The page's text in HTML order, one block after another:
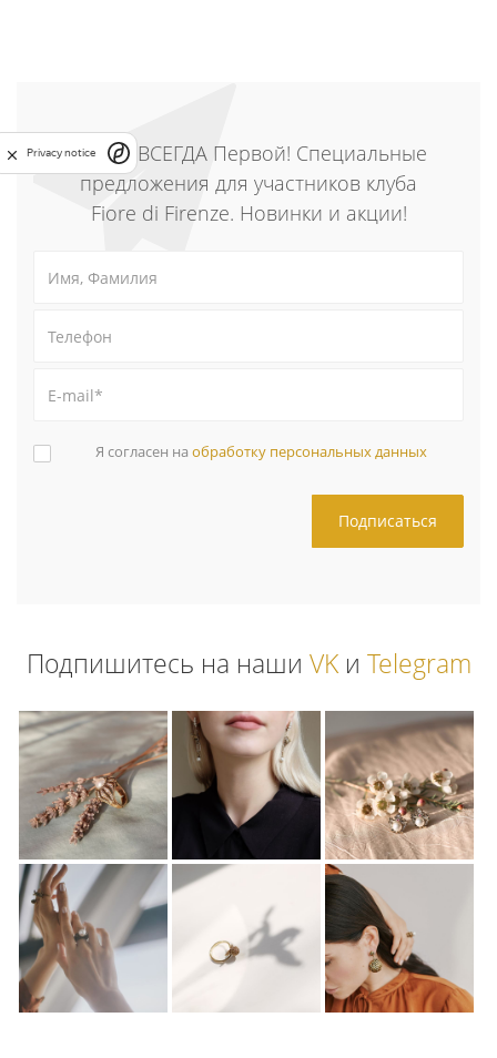
Будьте ВСЕГДА Первой! Специальные
предложения для участников клуба
Fiore di Firenze. Новинки и акции!
Я согласен на обработку персональных данных
Подпишитесь на наши VKи Telegram
Privacy notice